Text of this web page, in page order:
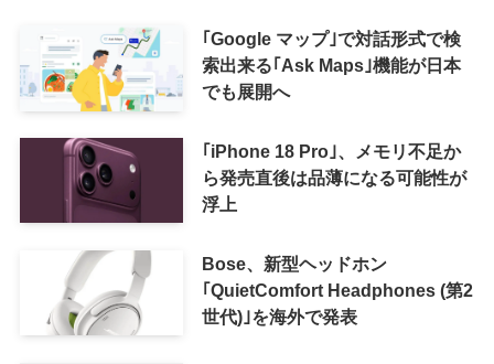
｢Google マップ｣で対話形式で検
索出来る｢Ask Maps｣機能が日本
でも展開へ
｢iPhone 18 Pro｣、メモリ不足か
ら発売直後は品薄になる可能性が
浮上
Bose、新型ヘッドホン
｢QuietComfort Headphones (第2
世代)｣を海外で発表